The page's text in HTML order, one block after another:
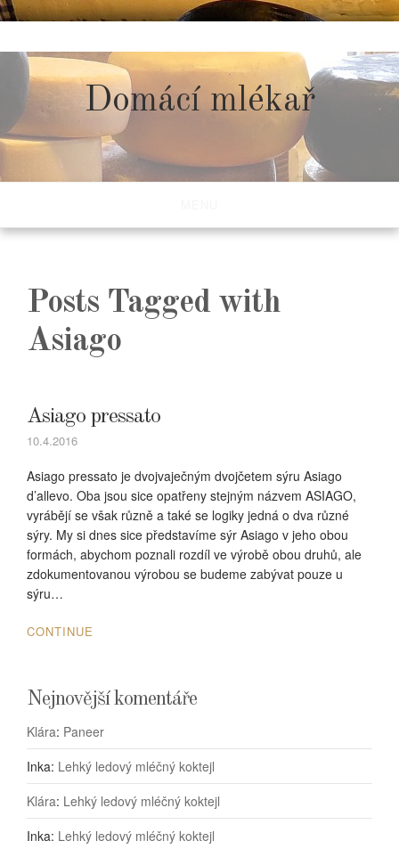
to
content
Domácí mlékař
Posts Tagged with
Asiago
Asiago pressato
10.4.2016
Asiago pressato je dvojvaječným dvojčetem sýru Asiago
d’allevo. Oba jsou sice opatřeny stejným názvem ASIAGO,
vyrábějí se však různě a také se logiky jedná o dva různé
sýry. My si dnes sice představíme sýr Asiago v jeho obou
formách, abychom poznali rozdíl ve výrobě obou druhů, ale
zdokumentovanou výrobou se budeme zabývat pouze u
sýru…
CONTINUE
Nejnovější komentáře
Klára: Paneer
Inka: Lehký ledový mléčný koktejl
Klára: Lehký ledový mléčný koktejl
Inka: Lehký ledový mléčný koktejl